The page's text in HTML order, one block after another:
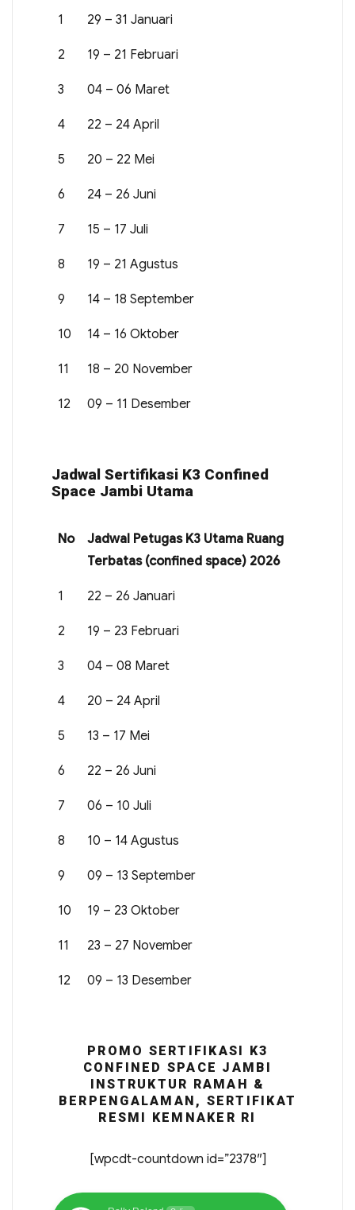
1 29 – 31 Januari
2 19 – 21 Februari
3 04 – 06 Maret
4 22 – 24 April
5 20 – 22 Mei
6 24 – 26 Juni
7 15 – 17 Juli
8 19 – 21 Agustus
9 14 – 18 September
10 14 – 16 Oktober
11 18 – 20 November
12 09 – 11 Desember
Jadwal Sertifikasi K3 Confined
Space Jambi Utama
No
Jadwal Petugas K3 Utama Ruang
Terbatas (confined space) 2026
1 22 – 26 Januari
2 19 – 23 Februari
3 04 – 08 Maret
4 20 – 24 April
5 13 – 17 Mei
6 22 – 26 Juni
7 06 – 10 Juli
8 10 – 14 Agustus
9 09 – 13 September
10 19 – 23 Oktober
11 23 – 27 November
12 09 – 13 Desember
PROMO SERTIFIKASI K3
CONFINED SPACE JAMBI
INSTRUKTUR RAMAH &
BERPENGALAMAN, SERTIFIKAT
RESMI KEMNAKER RI
[wpcdt-countdown id=”2378″]